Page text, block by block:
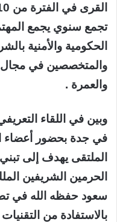
تجمع سنوي يجمع
الحكومية والأمنية
والمتخصصين في مجال
والعمرة .
وبين في اللقاء
في جدة بحضور أعضاء
الملتقى يهدف إلى
الحرمين الشريفين
سعود حفظه الله في
بالاستفادة من